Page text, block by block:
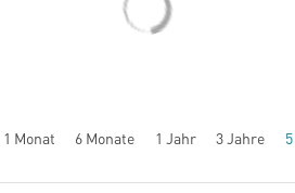
1 Monat 6 Monate 1 Jahr 3 Jahre